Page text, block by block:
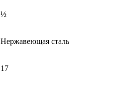
½
Нержавеющая сталь
17